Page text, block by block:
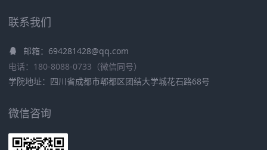
联系我们
邮箱：694281428@qq.com
电话：180-8088-0733（微信同号）
学院地址：四川省成都市郫都区团结大学城花石路68号
微信咨询